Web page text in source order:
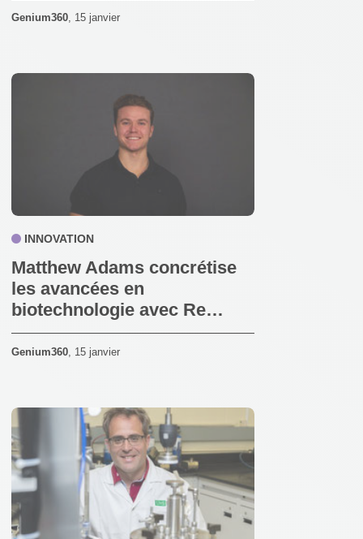
Genium360, 15 janvier
INNOVATION
Matthew Adams concrétise
les avancées en
biotechnologie avec Re…
Genium360, 15 janvier